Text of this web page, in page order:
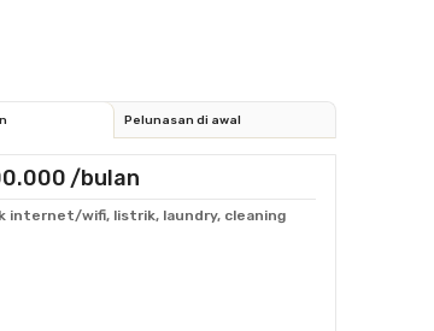
Pelunasan di awal
/bulan
internet/wifi, listrik, laundry, cleaning